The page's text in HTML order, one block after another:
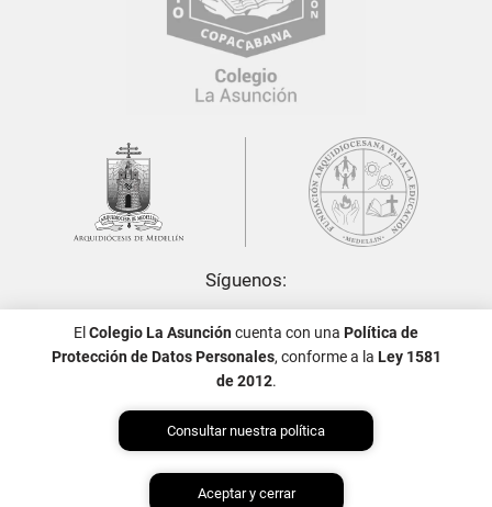
Síguenos:
Política de Tratamiento de Datos Personales
El Colegio La Asuncióncuenta con una Política de
Protección de Datos Personales, conforme a la Ley 1581
de 2012.
Consultar nuestra política
Aceptar y cerrar